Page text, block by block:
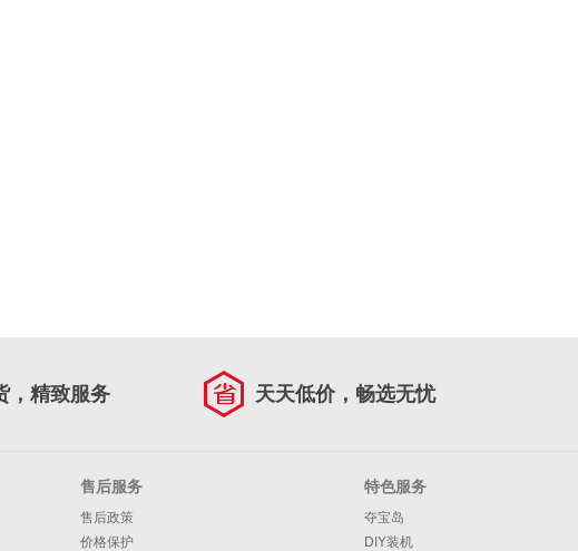
，精致服务 天天低价，畅选无忧
售后服务
售后政策
价格保护
特色服务
夺宝岛
DIY装机